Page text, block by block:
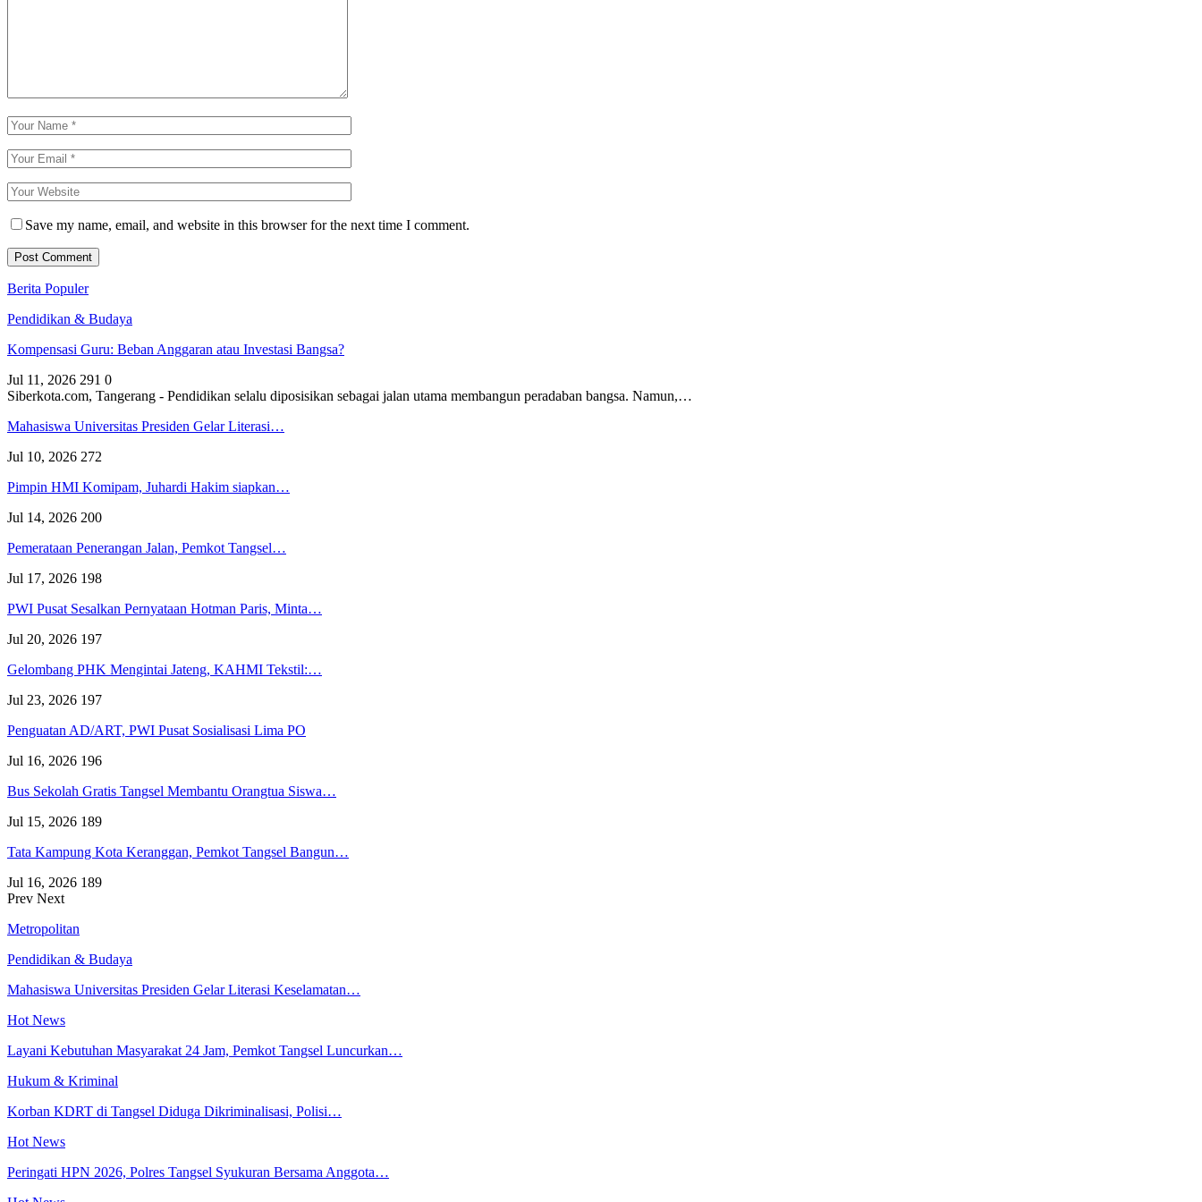
Save my name, email, and website in this browser for the next time I comment.
Berita Populer
Pendidikan & Budaya
Kompensasi Guru: Beban Anggaran atau Investasi Bangsa?
Jul 11, 2026 291 0
Siberkota.com, Tangerang - Pendidikan selalu diposisikan sebagai jalan utama membangun peradaban bangsa. Namun,…
Mahasiswa Universitas Presiden Gelar Literasi…
Jul 10, 2026 272
Pimpin HMI Komipam, Juhardi Hakim siapkan…
Jul 14, 2026 200
Pemerataan Penerangan Jalan, Pemkot Tangsel…
Jul 17, 2026 198
PWI Pusat Sesalkan Pernyataan Hotman Paris, Minta…
Jul 20, 2026 197
Gelombang PHK Mengintai Jateng, KAHMI Tekstil:…
Jul 23, 2026 197
Penguatan AD/ART, PWI Pusat Sosialisasi Lima PO
Jul 16, 2026 196
Bus Sekolah Gratis Tangsel Membantu Orangtua Siswa…
Jul 15, 2026 189
Tata Kampung Kota Keranggan, Pemkot Tangsel Bangun…
Jul 16, 2026 189
Prev Next
Metropolitan
Pendidikan & Budaya
Mahasiswa Universitas Presiden Gelar Literasi Keselamatan…
Hot News
Layani Kebutuhan Masyarakat 24 Jam, Pemkot Tangsel Luncurkan…
Hukum & Kriminal
Korban KDRT di Tangsel Diduga Dikriminalisasi, Polisi…
Hot News
Peringati HPN 2026, Polres Tangsel Syukuran Bersama Anggota…